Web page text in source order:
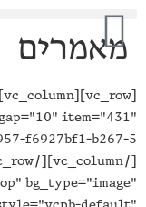
gap="10"